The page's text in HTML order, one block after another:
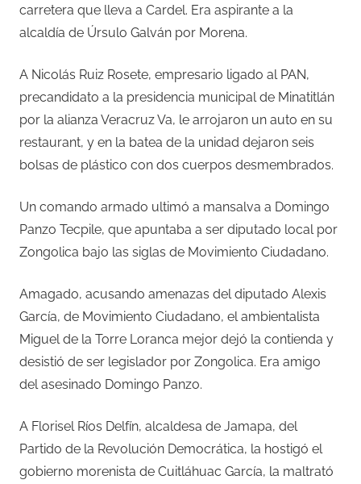
carretera que lleva a Cardel. Era aspirante a la
alcaldía de Úrsulo Galván por Morena.
A Nicolás Ruiz Rosete, empresario ligado al PAN,
precandidato a la presidencia municipal de Minatitlán
por la alianza Veracruz Va, le arrojaron un auto en su
restaurant, y en la batea de la unidad dejaron seis
bolsas de plástico con dos cuerpos desmembrados.
Un comando armado ultimó a mansalva a Domingo
Panzo Tecpile, que apuntaba a ser diputado local por
Zongolica bajo las siglas de Movimiento Ciudadano.
Amagado, acusando amenazas del diputado Alexis
García, de Movimiento Ciudadano, el ambientalista
Miguel de la Torre Loranca mejor dejó la contienda y
desistió de ser legislador por Zongolica. Era amigo
del asesinado Domingo Panzo.
A Florisel Ríos Delfín, alcaldesa de Jamapa, del
Partido de la Revolución Democrática, la hostigó el
gobierno morenista de Cuitláhuac García, la maltrató